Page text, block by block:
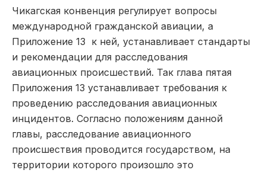
Чикагская конвенция регулирует вопросы
международной гражданской авиации, а
Приложение 13 к ней, устанавливает стандарты
и рекомендации для расследования
авиационных происшествий. Так глава пятая
Приложения 13 устанавливает требования к
проведению расследования авиационных
инцидентов. Согласно положениям данной
главы, расследование авиационного
происшествия проводится государством, на
территории которого произошло это